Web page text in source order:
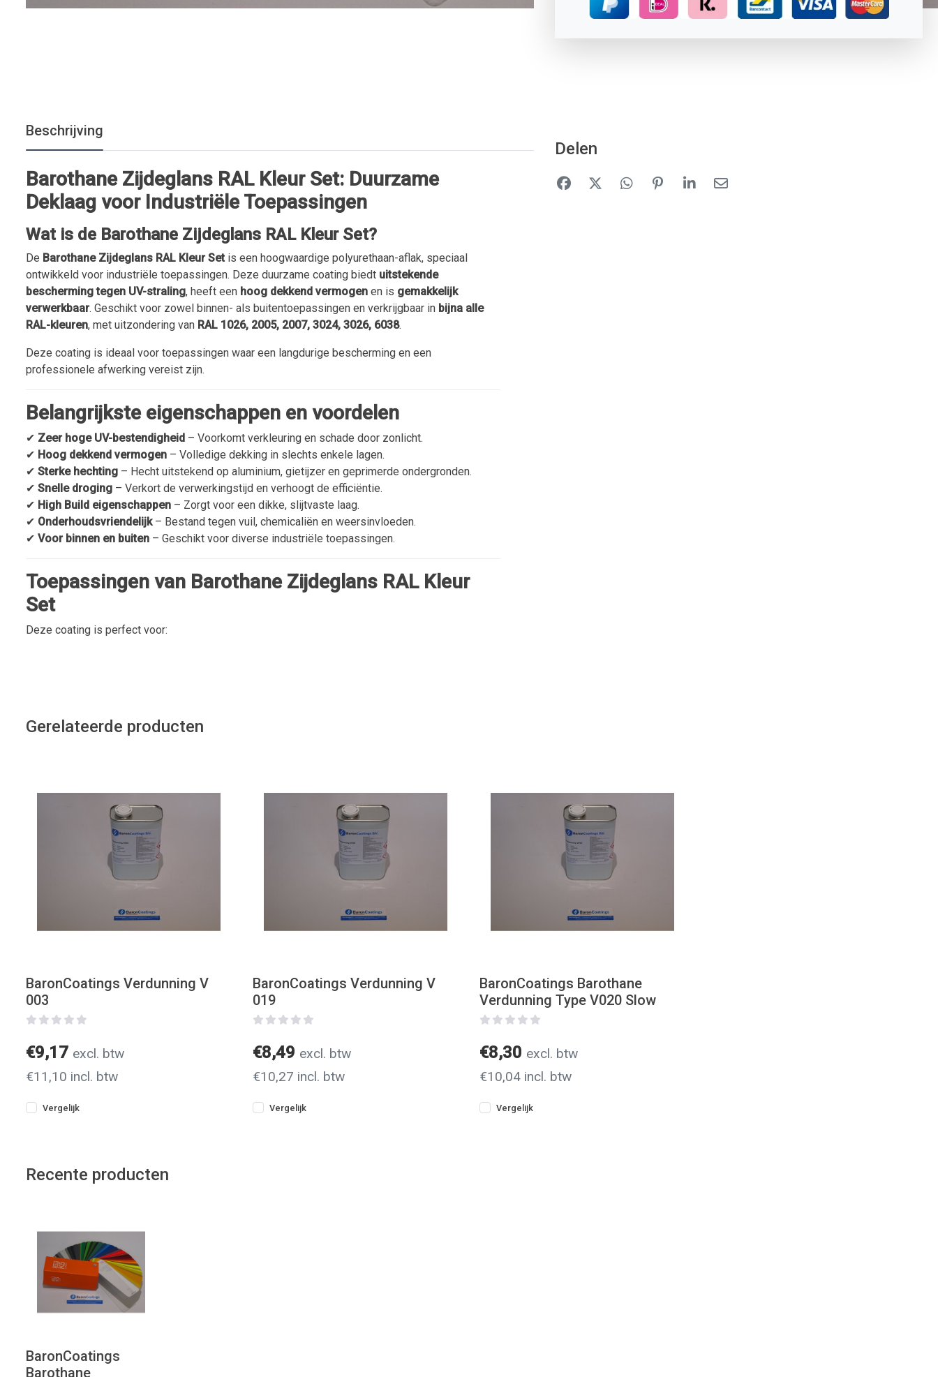
Beschrijving
Barothane Zijdeglans RAL Kleur Set: Duurzame
Deklaag voor Industriële Toepassingen
Wat is de Barothane Zijdeglans RAL Kleur Set?
De Barothane Zijdeglans RAL Kleur Set is een hoogwaardige polyurethaan-aflak, speciaal
ontwikkeld voor industriële toepassingen. Deze duurzame coating biedt uitstekende
bescherming tegen UV-straling, heeft een hoog dekkend vermogen en is gemakkelijk
verwerkbaar. Geschikt voor zowel binnen- als buitentoepassingen en verkrijgbaar in bijna alle
RAL-kleuren, met uitzondering van RAL 1026, 2005, 2007, 3024, 3026, 6038.
Deze coating is ideaal voor toepassingen waar een langdurige bescherming en een
professionele afwerking vereist zijn.
Belangrijkste eigenschappen en voordelen
✔ Zeer hoge UV-bestendigheid – Voorkomt verkleuring en schade door zonlicht.
✔ Hoog dekkend vermogen – Volledige dekking in slechts enkele lagen.
✔ Sterke hechting – Hecht uitstekend op aluminium, gietijzer en geprimerde ondergronden.
✔ Snelle droging – Verkort de verwerkingstijd en verhoogt de efficiëntie.
✔ High Build eigenschappen – Zorgt voor een dikke, slijtvaste laag.
✔ Onderhoudsvriendelijk– Bestand tegen vuil, chemicaliën en weersinvloeden.
✔ Voor binnen en buiten – Geschikt voor diverse industriële toepassingen.
Toepassingen van Barothane Zijdeglans RAL Kleur
Set
Deze coating is perfect voor:
Delen
Gerelateerde producten
BaronCoatings Verdunning V
003
€9,17 excl. btw
€11,10 incl. btw
Vergelijk
BaronCoatings Verdunning V
019
€8,49 excl. btw
€10,27 incl. btw
Vergelijk
BaronCoatings Barothane
Verdunning Type V020 Slow
€8,30 excl. btw
€10,04 incl. btw
Vergelijk
Recente producten
BaronCoatings
Barothane